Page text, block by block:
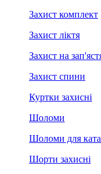
Захист комплект
Захист ліктя
Захист на
Захист спини
Куртки захисні
Шоломи
Шоломи для
Шорти захисні